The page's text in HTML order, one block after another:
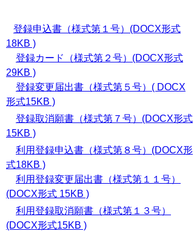
登録申込書（様式第１号）(DOCX形式
18KB )
登録カード（様式第２号）(DOCX形式
29KB )
登録変更届出書（様式第５号）( DOCX
形式15KB )
登録取消願書（様式第７号）(DOCX形式
15KB )
利用登録申込書（様式第８号）(DOCX形
式18KB )
利用登録変更届出書（様式第１１号）
(DOCX形式 15KB )
利用登録取消願書（様式第１３号）
(DOCX形式15KB )